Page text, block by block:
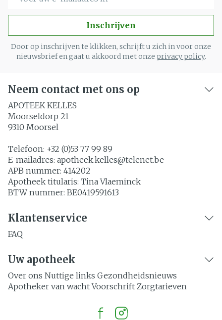
Inschrijven
Door op inschrijven te klikken, schrijft u zich in voor onze
nieuwsbrief en gaat u akkoord met onze privacy policy.
Neem contact met ons op
APOTEEK KELLES
Moorseldorp 21
9310 Moorsel
Telefoon: +32 (0)53 77 99 89
E-mailadres: apotheek.kelles@telenet.be
APB nummer: 414202
Apotheek titularis: Tina Vlaeminck
BTW nummer: BE0419591613
Klantenservice
FAQ
Uw apotheek
Over ons Nuttige links Gezondheidsnieuws
Apotheker van wacht Voorschrift Zorgtarieven